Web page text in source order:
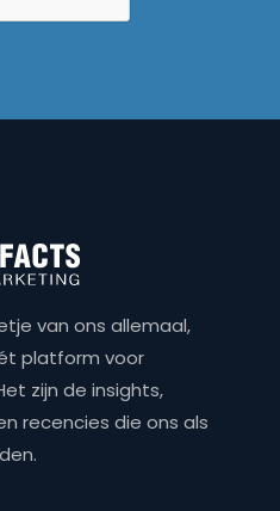
van ons allemaal,
platform voor
zijn de insights,
recencies die ons als